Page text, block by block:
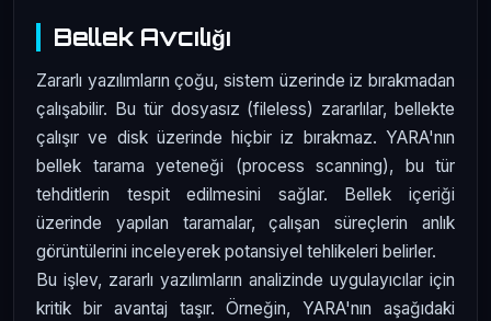
Bellek Avcılığı
Zararlı yazılımların çoğu, sistem üzerinde iz bırakmadan
çalışabilir. Bu tür dosyasız (fileless) zararlılar, bellekte
çalışır ve disk üzerinde hiçbir iz bırakmaz. YARA'nın
bellek tarama yeteneği (process scanning), bu tür
tehditlerin tespit edilmesini sağlar. Bellek içeriği
üzerinde yapılan taramalar, çalışan süreçlerin anlık
görüntülerini inceleyerek potansiyel tehlikeleri belirler.
Bu işlev, zararlı yazılımların analizinde uygulayıcılar için
kritik bir avantaj taşır. Örneğin, YARA'nın aşağıdaki